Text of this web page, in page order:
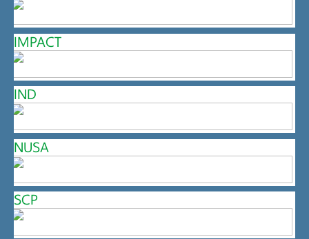
IMPACT
IND
NUSA
SCP